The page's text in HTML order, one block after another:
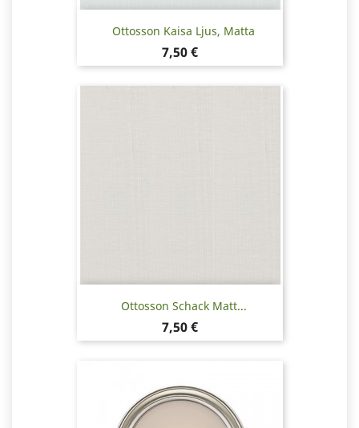
Ottosson Kaisa Ljus, Matta
Hinta
7,50 €
Ottosson Schack Matt...
Hinta
7,50 €